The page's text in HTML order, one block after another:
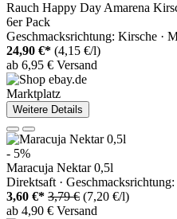
Rauch Happy Day Amarena
6er Pack
Geschmacksrichtung: Kirsche ·
24,90 €* (4,15 €/l)
ab 6,95 € Versand
Marktplatz
Weitere Details
- 5%
Maracuja Nektar 0,5l
Direktsaft ·
3,60 €* 3,79 € (7,20 €/l)
ab 4,90 € Versand